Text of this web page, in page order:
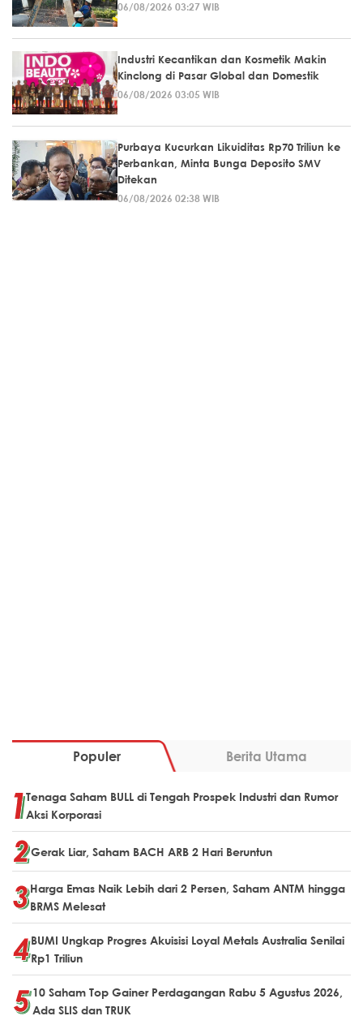
06/08/2026 03:27 WIB
Industri Kecantikan dan Kosmetik Makin
Kinclong di Pasar Global dan Domestik
06/08/2026 03:05 WIB
Purbaya Kucurkan Likuiditas Rp70 Triliun ke
Perbankan, Minta Bunga Deposito SMV
Ditekan
06/08/2026 02:38 WIB
Populer Berita Utama
Tenaga Saham BULL di Tengah Prospek Industri dan Rumor
Aksi Korporasi
Gerak Liar, Saham BACH ARB 2 Hari Beruntun
Harga Emas Naik Lebih dari 2 Persen, Saham ANTM hingga
BRMS Melesat
BUMI Ungkap Progres Akuisisi Loyal Metals Australia Senilai
Rp1 Triliun
10 Saham Top Gainer Perdagangan Rabu 5 Agustus 2026,
Ada SLIS dan TRUK